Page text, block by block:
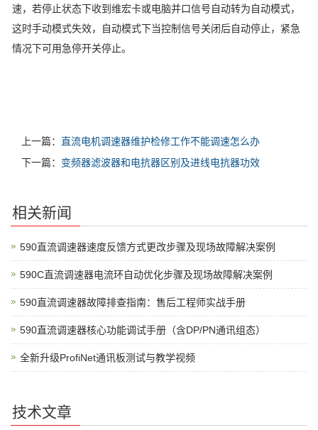
速，若停止状态下收到维宏卡或电脑并口信号自动转为自动模式，
这时手动模式失效，自动模式下当控制信号关闭后自动停止，紧急
情况下可用急停开关停止。
上一篇： 直流电机调速器维护检修工作不能调速怎么办
下一篇： 变频器滤波器和电抗器区别及进线电抗器功效
相关新闻
590直流调速器速度反馈方式更改步骤及现场故障解决案例
590C直流调速器电流环自动优化步骤及现场故障解决案例
590直流调速器故障排查指南：售后工程师实战手册
590直流调速器核心功能调试手册（含DP/PN通讯组态）
全新升级ProfiNet通讯板测试与教学视频
技术文章